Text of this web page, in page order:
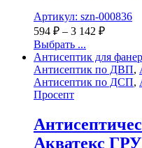
Артикул: szn-000836
594 ₽ – 3 142 ₽
Выбрать ...
Антисептик для
Антисептик по ДВП,
Антисептик по ДСП,
Просепт
Акватекс